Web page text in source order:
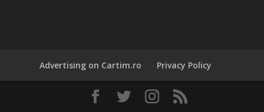
Advertising on Cartim.ro Privacy Policy